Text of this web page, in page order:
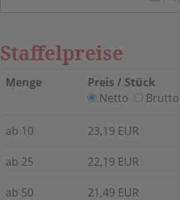
Staffelpreise
Menge
Preis / Stück
Netto
Brutto
ab 10 23,19 EUR
ab 25 22,19 EUR
ab 50 21,49 EUR